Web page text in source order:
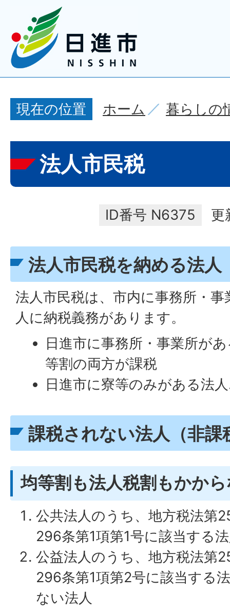
現在の位置 ホーム 暮らしの
法人市民税
ID番号 N6375 更
法人市民税を納める法人
法人市民税は、市内に事務所・
人に納税義務があります。
日進市に事務所・事業所が
等割の両方が課税
日進市に寮等のみがある法
課税されない法人（非課
均等割も法人税割もかか
公共法人のうち、地方税法第
296条第1項第1号に該当する
公益法人のうち、地方税法第
296条第1項第2号に該当する
ない法人